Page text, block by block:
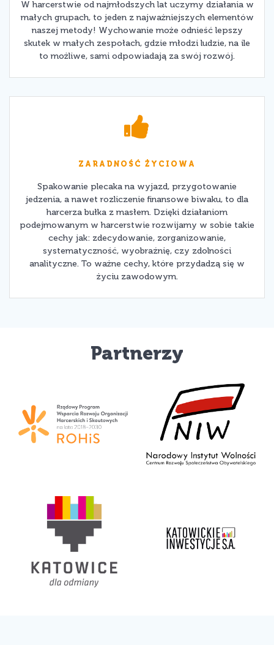
W harcerstwie od najmłodszych lat uczymy działania w
małych grupach, to jeden z najważniejszych elementów
naszej metody! Wychowanie może odnieść lepszy
skutek w małych zespołach, gdzie młodzi ludzie, na ile
to możliwe, sami odpowiadają za swój rozwój.
ZARADNOŚĆ ŻYCIOWA
Spakowanie plecaka na wyjazd, przygotowanie
jedzenia, a nawet rozliczenie finansowe biwaku, to dla
harcerza bułka z masłem. Dzięki działaniom
podejmowanym w harcerstwie rozwijamy w sobie takie
cechy jak: zdecydowanie, zorganizowanie,
systematyczność, wyobraźnię, czy zdolności
analityczne. To ważne cechy, które przydadzą się w
życiu zawodowym.
Partnerzy